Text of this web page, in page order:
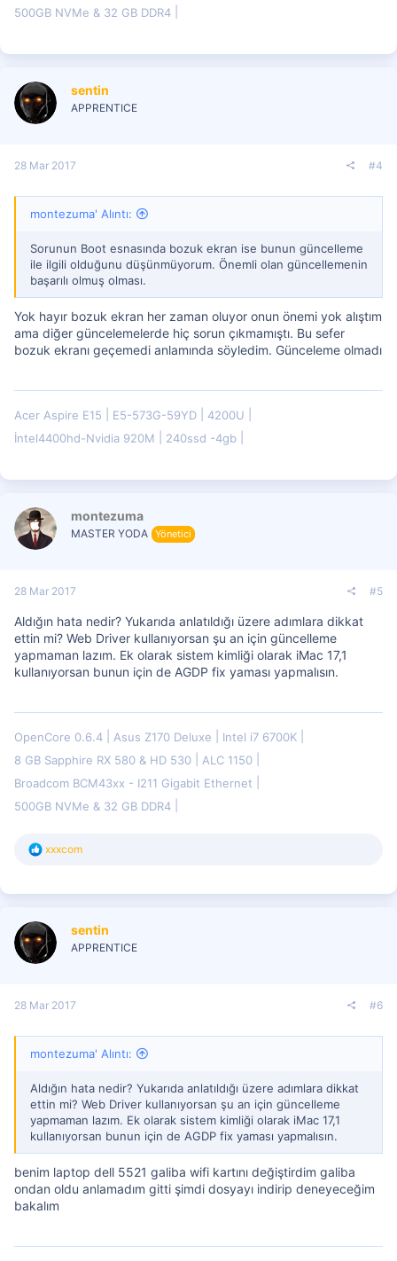
500GB NVMe & 32 GB DDR4
sentin
APPRENTICE
28 Mar 2017 #4
montezuma' Alıntı:
Sorunun Boot esnasında bozuk ekran ise bunun güncelleme
ile ilgili olduğunu düşünmüyorum. Önemli olan güncellemenin
başarılı olmuş olması.
Yok hayır bozuk ekran her zaman oluyor onun önemi yok alıştım
ama diğer güncelemelerde hiç sorun çıkmamıştı. Bu sefer
bozuk ekranı geçemedi anlamında söyledim. Günceleme olmadı
Acer Aspire E15 E5-573G-59YD
4200U
İntel4400hd-Nvidia 920M
240ssd -4gb
montezuma
MASTER YODA Yönetici
28 Mar 2017 #5
Aldığın hata nedir? Yukarıda anlatıldığı üzere adımlara dikkat
ettin mi? Web Driver kullanıyorsan şu an için güncelleme
yapmaman lazım. Ek olarak sistem kimliği olarak iMac 17,1
kullanıyorsan bunun için de AGDP fix yaması yapmalısın.
OpenCore 0.6.4 Asus Z170 Deluxe
Intel i7 6700K
8 GB Sapphire RX 580 & HD 530
ALC 1150
Broadcom BCM43xx - I211 Gigabit Ethernet
500GB NVMe & 32 GB DDR4
T
e
r
:
xxxcom
sentin
APPRENTICE
28 Mar 2017 #6
montezuma' Alıntı:
Aldığın hata nedir? Yukarıda anlatıldığı üzere adımlara dikkat
ettin mi? Web Driver kullanıyorsan şu an için güncelleme
yapmaman lazım. Ek olarak sistem kimliği olarak iMac 17,1
kullanıyorsan bunun için de AGDP fix yaması yapmalısın.
benim laptop dell 5521 galiba wifi kartını değiştirdim galiba
ondan oldu anlamadım gitti şimdi dosyayı indirip deneyeceğim
bakalım